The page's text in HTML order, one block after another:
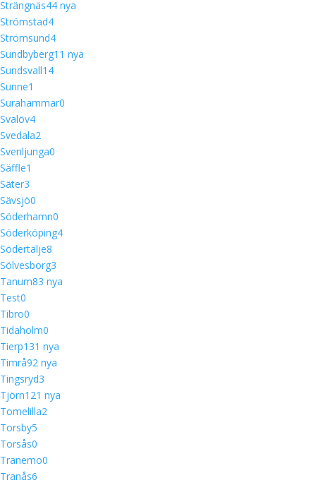
Strängnäs44 nya
Strömstad4
Strömsund4
Sundbyberg1 1 nya
Sundsvall14
Sunne1
Surahammar0
Svalöv4
Svedala2
Svenljunga0
Säffle1
Säter3
Sävsjö0
Söderhamn0
Söderköping4
Södertälje8
Sölvesborg3
Tanum83 nya
Test0
Tibro0
Tidaholm0
Tierp131 nya
Timrå92 nya
Tingsryd3
Tjörn121 nya
Tomelilla2
Torsby5
Torsås0
Tranemo0
Tranås6